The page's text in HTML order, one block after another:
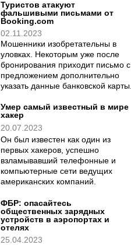
Туристов атакуют
фальшивыми письмами от
Booking.com
02.11.2023
Мошенники изобретательны в
уловках. Некоторым уже после
бронирования приходит письмо с
предложением дополнительно
указать данные банковской карты.
Умер самый известный в мире
хакер
20.07.2023
Он был известен как один из
первых хакеров, успешно
взламывавший телефонные и
компьютерные сети ведущих
американских компаний.
ФБР: опасайтесь
общественных зарядных
устройств в аэропортах и
отелях
25.04.2023